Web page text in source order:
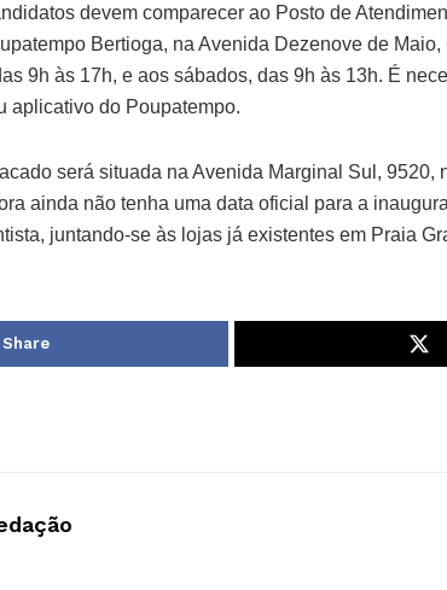
devem comparecer ao Posto de
Bertioga, na Avenida Dezenove de
9h às 17h, e aos sábados, das 9h às 13h. É
aplicativo do Poupatempo.
será situada na Avenida Marginal Sul, 9520,
ainda não tenha uma data oficial para a
juntando-se às lojas já existentes em Praia
Share